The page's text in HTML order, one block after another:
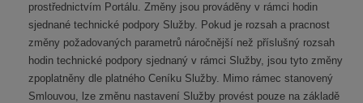
prostřednictvím Portálu. Změny jsou prováděny v rámci hodin
sjednané technické podpory Služby. Pokud je rozsah a pracnost
změny požadovaných parametrů náročnější než příslušný rozsah
hodin technické podpory sjednaný v rámci Služby, jsou tyto změny
zpoplatněny dle platného Ceníku Služby. Mimo rámec stanovený
Smlouvou, lze změnu nastavení Služby provést pouze na základě